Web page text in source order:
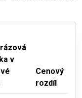
v
Cenový
rozdíl